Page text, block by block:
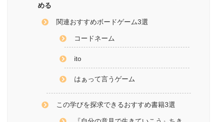
める
関連おすすめボードゲーム3選
コードネーム
ito
はぁって言うゲーム
この学びを探求できるおすすめ書籍3選